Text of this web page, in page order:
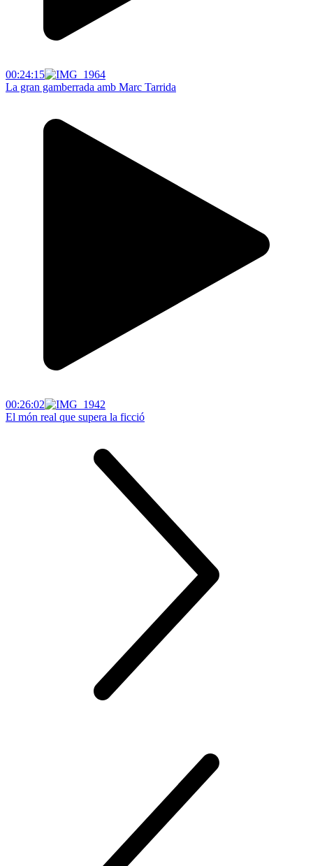
00:24:15
La gran gamberrada amb Marc Tarrida
00:26:02
El món real que supera la ficció